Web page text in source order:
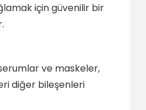
için güvenilir bir
ve maskeler,
diğer bileşenleri